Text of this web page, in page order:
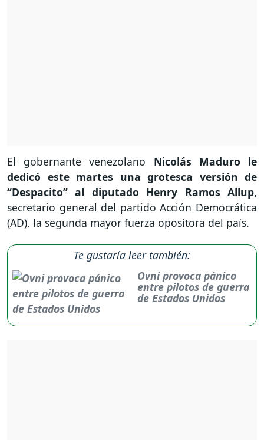
El gobernante venezolano Nicolás Maduro le
dedicó este martes una grotesca versión de
“Despacito” al diputado Henry Ramos Allup,
secretario general del partido Acción Democrática
(AD), la segunda mayor fuerza opositora del país.
Te gustaría leer también:
Ovni provoca pánico
entre pilotos de guerra
de Estados Unidos